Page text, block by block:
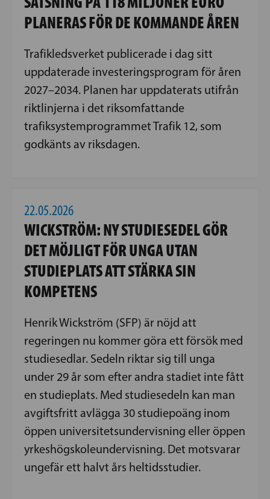
PLANERAS FÖR DE KOMMANDE ÅREN
Trafikledsverket publicerade i dag sitt
uppdaterade investeringsprogram för åren
2027–2034. Planen har uppdaterats utifrån
riktlinjerna i det riksomfattande
trafiksystemprogrammet Trafik 12, som
godkänts av riksdagen.
22.05.2026
WICKSTRÖM: NY STUDIESEDEL GÖR
DET MÖJLIGT FÖR UNGA UTAN
STUDIEPLATS ATT STÄRKA SIN
KOMPETENS
Henrik Wickström (SFP) är nöjd att
regeringen nu kommer göra ett försök med
studiesedlar. Sedeln riktar sig till unga
under 29 år som efter andra stadiet inte fått
en studieplats. Med studiesedeln kan man
avgiftsfritt avlägga 30 studiepoäng inom
öppen universitetsundervisning eller öppen
yrkeshögskoleundervisning. Det motsvarar
ungefär ett halvt års heltidsstudier.